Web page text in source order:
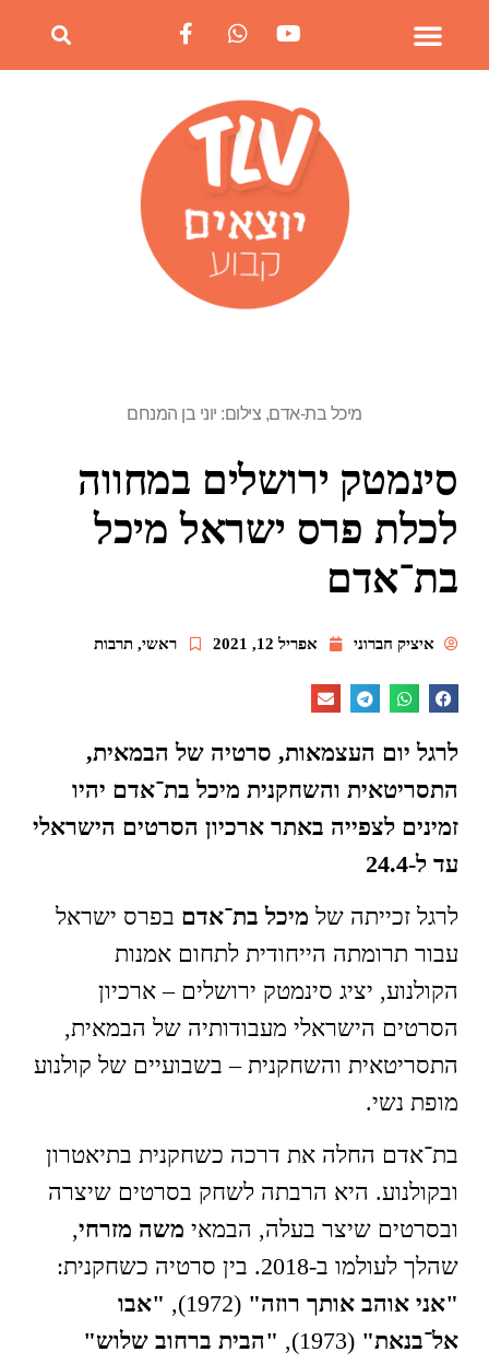
מיכל בת-אדם, צילום: יוני בן המנחם
סינמטק ירושלים במחווה
לכלת פרס ישראל מיכל
בת־אדם
איציק חברוני אפריל 12, 2021 ראשי, תרבות
לרגל יום העצמאות, סרטיה של הבמאית,
התסריטאית והשחקנית מיכל בת־אדם יהיו
זמינים לצפייה באתר ארכיון הסרטים הישראלי
עד ל-24.4
לרגל זכייתה של מיכל בת־אדם בפרס ישראל
עבור תרומתה הייחודית לתחום אמנות
הקולנוע, יציג סינמטק ירושלים – ארכיון
הסרטים הישראלי מעבודותיה של הבמאית,
התסריטאית והשחקנית – בשבועיים של קולנוע
מופת נשי.
בת־אדם החלה את דרכה כשחקנית בתיאטרון
ובקולנוע. היא הרבתה לשחק בסרטים שיצרה
ובסרטים שיצר בעלה, הבמאי משה מזרחי,
שהלך לעולמו ב-2018. בין סרטיה כשחקנית:
"אני אוהב אותך רוזה" (1972),
"אבו
אל־בנאת" (1973),
"הבית ברחוב שלוש"